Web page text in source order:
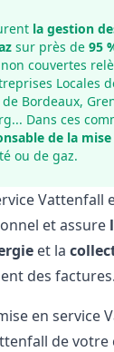
la gestion
sur près de 95
non couvertes
Locales
de Bordeaux,
Dans ces
de la
ou de gaz.
Vattenfall
et assure
et la
des factures.
en service
de